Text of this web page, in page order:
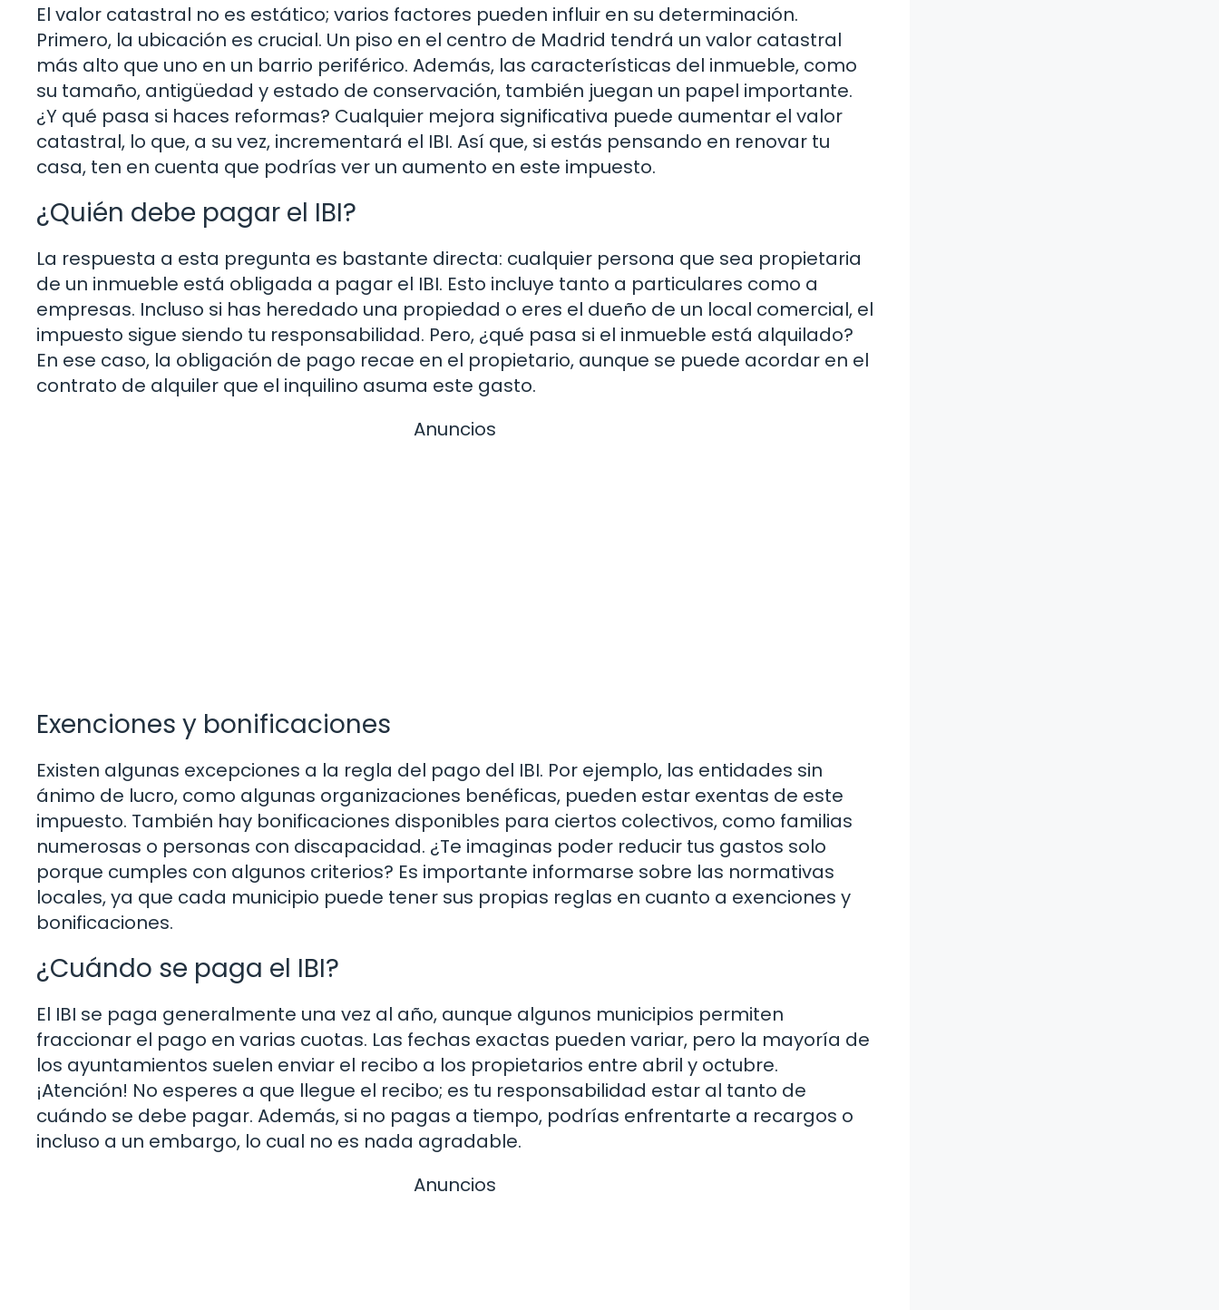
El valor catastral no es estático; varios factores pueden influir en su determinación.
Primero, la ubicación es crucial. Un piso en el centro de Madrid tendrá un valor catastral
más alto que uno en un barrio periférico. Además, las características del inmueble, como
su tamaño, antigüedad y estado de conservación, también juegan un papel importante.
¿Y qué pasa si haces reformas? Cualquier mejora significativa puede aumentar el valor
catastral, lo que, a su vez, incrementará el IBI. Así que, si estás pensando en renovar tu
casa, ten en cuenta que podrías ver un aumento en este impuesto.
¿Quién debe pagar el IBI?
La respuesta a esta pregunta es bastante directa: cualquier persona que sea propietaria
de un inmueble está obligada a pagar el IBI. Esto incluye tanto a particulares como a
empresas. Incluso si has heredado una propiedad o eres el dueño de un local comercial, el
impuesto sigue siendo tu responsabilidad. Pero, ¿qué pasa si el inmueble está alquilado?
En ese caso, la obligación de pago recae en el propietario, aunque se puede acordar en el
contrato de alquiler que el inquilino asuma este gasto.
Anuncios
Exenciones y bonificaciones
Existen algunas excepciones a la regla del pago del IBI. Por ejemplo, las entidades sin
ánimo de lucro, como algunas organizaciones benéficas, pueden estar exentas de este
impuesto. También hay bonificaciones disponibles para ciertos colectivos, como familias
numerosas o personas con discapacidad. ¿Te imaginas poder reducir tus gastos solo
porque cumples con algunos criterios? Es importante informarse sobre las normativas
locales, ya que cada municipio puede tener sus propias reglas en cuanto a exenciones y
bonificaciones.
¿Cuándo se paga el IBI?
El IBI se paga generalmente una vez al año, aunque algunos municipios permiten
fraccionar el pago en varias cuotas. Las fechas exactas pueden variar, pero la mayoría de
los ayuntamientos suelen enviar el recibo a los propietarios entre abril y octubre.
¡Atención! No esperes a que llegue el recibo; es tu responsabilidad estar al tanto de
cuándo se debe pagar. Además, si no pagas a tiempo, podrías enfrentarte a recargos o
incluso a un embargo, lo cual no es nada agradable.
Anuncios